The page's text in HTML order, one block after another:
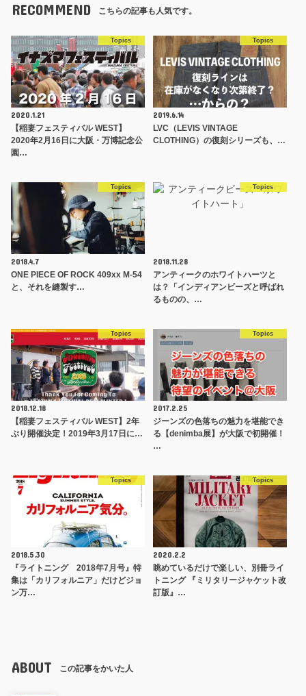
RECOMMEND こちらの記事も人気です。
Topics
2020.1.21
【稲妻フェスティバル WEST】
2020年2月16日に大阪・万博記念公
園…
Topics
2019.6.14
LVC（LEVIS VINTAGE
CLOTHING）の復刻シリーズも、…
Topics
2018.4.7
ONE PIECE OF ROCK 409xx M-54
と、それを縫製す…
Topics
2018.11.28
アンティークのホワイトハーツと
は？「インディアンビーズと呼ばれ
るものの、…
Topics
2018.12.18
【稲妻フェスティバル WEST】2年
ぶり開催決定！2019年3月17日に…
Topics
2017.2.25
ジーンズの色落ちの魅力を堪能でき
る【denimba展】が大阪で初開催！
…
Topics
2018.5.30
『ライトニング 2018年7月号』特
集は「カリフォルニア」だけどジョ
ン万…
Topics
2020.2.2
眺めているだけで楽しい、別冊ライ
トニング 『ミリタリージャケット改
訂版』…
ABOUT この記事をかいた人